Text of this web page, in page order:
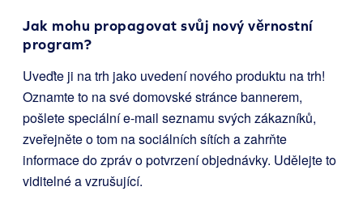
Jak mohu propagovat svůj nový věrnostní
program?
Uveďte ji na trh jako uvedení nového produktu na trh!
Oznamte to na své domovské stránce bannerem,
pošlete speciální e-mail seznamu svých zákazníků,
zveřejněte o tom na sociálních sítích a zahrňte
informace do zpráv o potvrzení objednávky. Udělejte to
viditelné a vzrušující.